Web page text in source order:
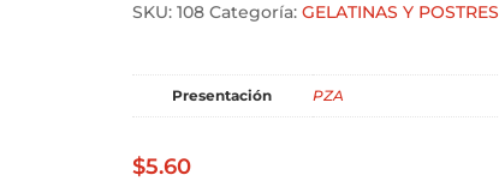
SKU: 108 Categoría: GELATINAS Y POSTRES
Presentación PZA
$5.60